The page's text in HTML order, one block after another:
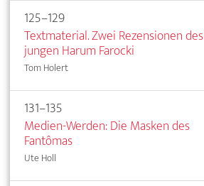
125–129
Textmaterial. Zwei Rezensionen des
jungen Harum Farocki
Tom Holert
131–135
Medien-Werden: Die Masken des
Fantômas
Ute Holl